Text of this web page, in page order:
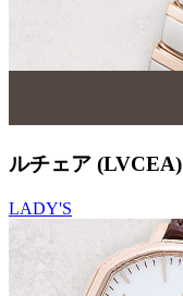
ルチェア (LVCEA)
LADY'S